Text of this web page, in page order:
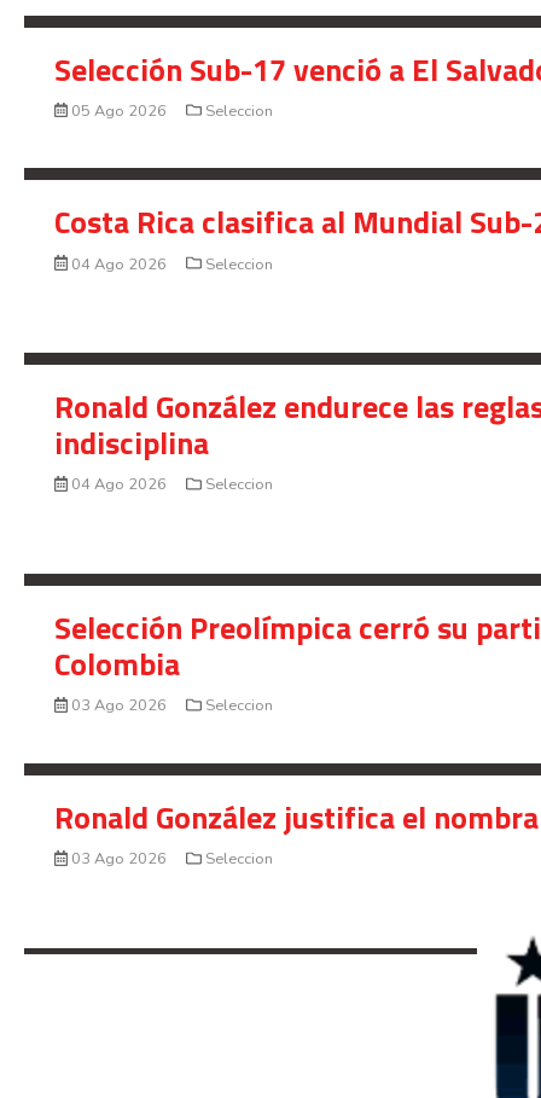
Selección Sub-17 venció a El
05 Ago 2026 Seleccion
Costa Rica clasifica al Mundial
04 Ago 2026 Seleccion
Ronald González endurece las
indisciplina
04 Ago 2026 Seleccion
Selección Preolímpica cerró su
Colombia
03 Ago 2026 Seleccion
Ronald González justifica el
03 Ago 2026 Seleccion